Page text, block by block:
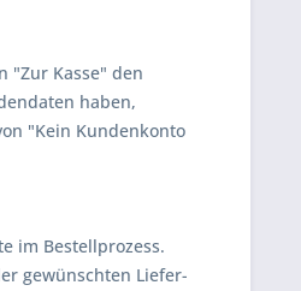
"Zur Kasse" den
haben,
"Kein Kundenkonto
im Bestellprozess.
gewünschten Liefer-